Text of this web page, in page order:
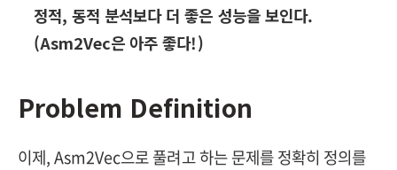
정적, 동적 분석보다 더 좋은 성능을 보인다.
(Asm2Vec은 아주 좋다!)
Problem Definition
이제, Asm2Vec으로 풀려고 하는 문제를 정확히 정의를